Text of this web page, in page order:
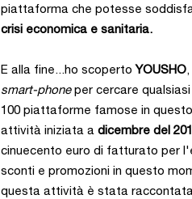
piattaforma che potesse
crisi economica e sanitaria.
E alla fine...ho scopertoYOUSHO
smart-phoneper cercare
100 piattaforme famose in
attività iniziata adicembre del
cinuecento euro di fatturato per
sconti e promozioni in questo
questa attività è stata